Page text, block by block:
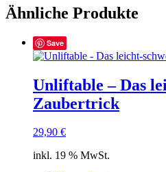
Ähnliche Produkte
Save
Unliftable – Das
Zaubertrick
29,90 €
inkl. 19 % MwSt.